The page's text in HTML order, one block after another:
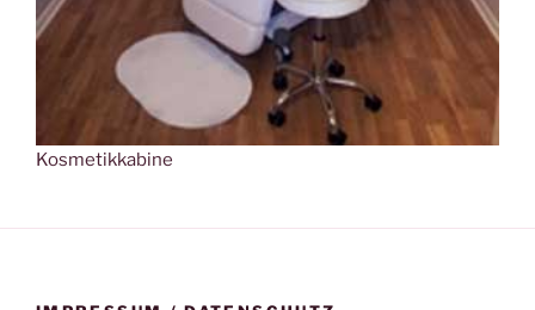
Kosmetikkabine